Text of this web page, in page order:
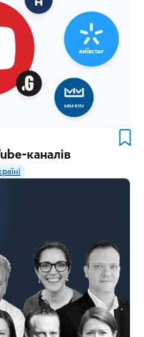
каналів